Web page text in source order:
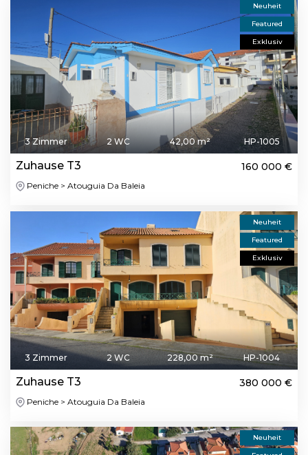
Neuheit
Featured
Exklusiv
3 Zimmer 2 WC 42,00 m² HP-1005
Zuhause T3 160 000 €
Peniche > Atouguia Da Baleia
Neuheit
Featured
Exklusiv
3 Zimmer 2 WC 228,00 m² HP-1004
Zuhause T3 380 000 €
Peniche > Atouguia Da Baleia
Neuheit